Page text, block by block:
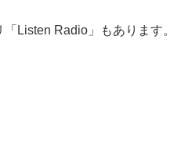
Listen Radio」もあります。